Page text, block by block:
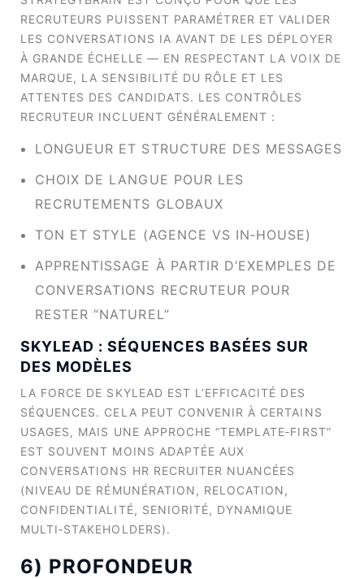
RECRUTEURS PUISSENT PARAMÉTRER ET VALIDER
LES CONVERSATIONS IA AVANT DE LES DÉPLOYER
À GRANDE ÉCHELLE — EN RESPECTANT LA VOIX DE
MARQUE, LA SENSIBILITÉ DU RÔLE ET LES
ATTENTES DES CANDIDATS. LES CONTRÔLES
RECRUTEUR INCLUENT GÉNÉRALEMENT :
LONGUEUR ET STRUCTURE DES MESSAGES
CHOIX DE LANGUE POUR LES
RECRUTEMENTS GLOBAUX
TON ET STYLE (AGENCE VS IN‑HOUSE)
APPRENTISSAGE À PARTIR D’EXEMPLES DE
CONVERSATIONS RECRUTEUR POUR
RESTER “NATUREL”
SKYLEAD : SÉQUENCES BASÉES SUR
DES MODÈLES
LA FORCE DE SKYLEAD EST L’EFFICACITÉ DES
SÉQUENCES. CELA PEUT CONVENIR À CERTAINS
USAGES, MAIS UNE APPROCHE “TEMPLATE‑FIRST”
EST SOUVENT MOINS ADAPTÉE AUX
CONVERSATIONS HR RECRUITER NUANCÉES
(NIVEAU DE RÉMUNÉRATION, RELOCATION,
CONFIDENTIALITÉ, SENIORITÉ, DYNAMIQUE
MULTI‑STAKEHOLDERS).
6) PROFONDEUR